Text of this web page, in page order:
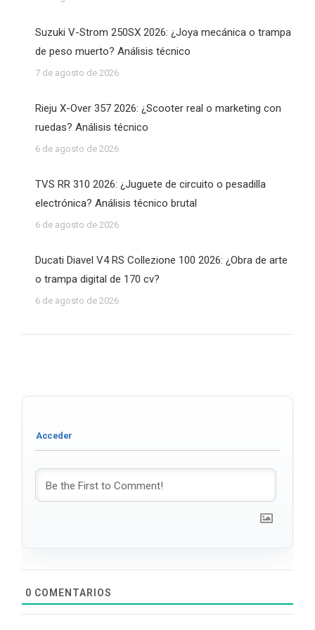
Suzuki V-Strom 250SX 2026: ¿Joya mecánica o trampa
de peso muerto? Análisis técnico
7 de agosto de 2026
Rieju X-Over 357 2026: ¿Scooter real o marketing con
ruedas? Análisis técnico
6 de agosto de 2026
TVS RR 310 2026: ¿Juguete de circuito o pesadilla
electrónica? Análisis técnico brutal
6 de agosto de 2026
Ducati Diavel V4 RS Collezione 100 2026: ¿Obra de arte
o trampa digital de 170 cv?
6 de agosto de 2026
0 COMENTARIOS